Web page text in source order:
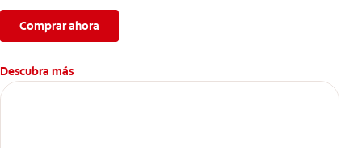
Comprar ahora
Descubra más